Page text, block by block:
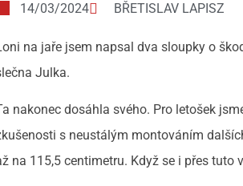
14/03/2024 BŘETISLAV LAPISZ
na jaře jsem napsal dva sloupky o
Julka.
nakonec dosáhla svého. Pro letošek
s neustálým montováním
na 115,5 centimetru. Když se i přes